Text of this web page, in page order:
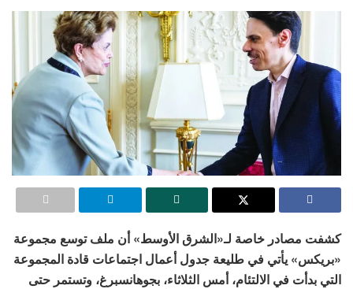
كشفت مصادر خاصة لـ«الشرق الأوسط» أن ملف توسع مجموعة
«بريكس» يأتي في طليعة جدول أعمال اجتماعات قادة المجموعة
التي بدأت في الالتئام، أمس الثلاثاء، بجوهانسبرغ، وتستمر حتى